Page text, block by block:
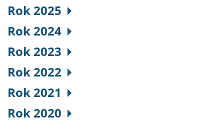
Rok 2025
Rok 2024
Rok 2023
Rok 2022
Rok 2021
Rok 2020